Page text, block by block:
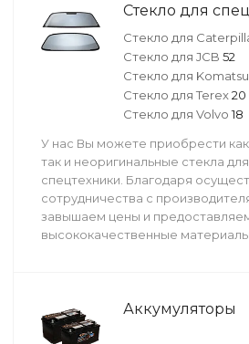
Стекло для
Стекло для
Стекло для JCB 52
Стекло для Komatsu
Стекло для Terex20
Стекло для Volvo 18
У нас Вы можете приобрести как
так и неоригинальные стекла
спецтехники. Благодаря
сотрудничества с
завышаем цены и
высококачественные материалы.
Аккумуляторы